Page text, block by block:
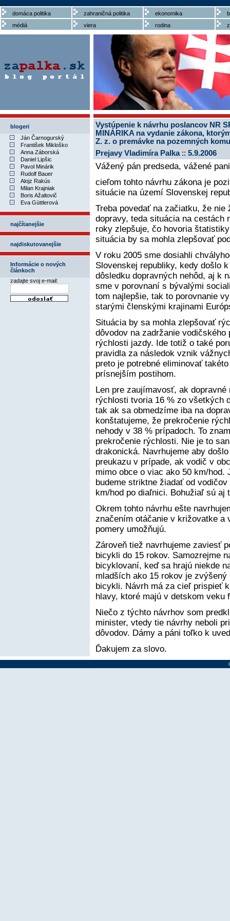
domáca politika zahraničná politika ekonomika
médiá
viera rodina
blogeri
Ján Čarnogurský
František Mikloško
Anna Záborská
Daniel Lipšic
Pavol Minárik
Rudolf Bauer
Alojz Rakús
Milan Krajniak
Boris Ažaltovič
Eva Güttlerová
najčítanejšie
najdiskutovanejšie
Informácie o nových
článkoch
zadajte svoj e-mail:
Vystúpenie k návrhu poslancov NR
MINÁRIKA na vydanie zákona,
Z. z. o premávke na pozemných
Prejavy Vladimíra Palka:: 5.9.2006
Vážený pán predseda, vážené
cieľom tohto návrhu zákona je
situácie na území Slovenskej
Treba povedať na začiatku, že
dopravy, teda situácia na cestách
roky zlepšuje, čo hovoria
situácia by sa mohla zlepšovať
V roku 2005 sme dosiahli
Slovenskej republiky, kedy došlo
dôsledku dopravných nehôd, aj k
sme v porovnaní s bývalými
tom najlepšie, tak to porovnanie
starými členskými krajinami
Situácia by sa mohla zlepšovať
dôvodov na zadržanie
rýchlosti jazdy. Ide totiž o také
pravidla za následok vznik
preto je potrebné eliminovať
prísnejším postihom.
Len pre zaujímavosť, ak
rýchlosti tvoria 16 % zo všetkých
tak ak sa obmedzíme iba na
konštatujeme, že prekročenie
nehody v 38 % prípadoch. To
prekročenie rýchlosti. Nie je to
drakonická. Navrhujeme aby
preukazu v prípade, ak vodič v
mimo obce o viac ako 50 km/
budeme striktne žiadať od
km/hod po diaľnici. Bohužiaľ sú
Okrem tohto návrhu ešte
značením otáčanie v križovatke a
pomery umožňujú.
Zároveň tiež navrhujeme zaviesť
bicykli do 15 rokov. Samozrejme
bicyklovaní, keď sa hrajú niekde
mladších ako 15 rokov je
bicykli. Návrh má za cieľ prispieť
hlavy, ktoré majú v detskom veku
Niečo z týchto návrhov som
minister, vtedy tie návrhy neboli
dôvodov. Dámy a páni toľko k
Ďakujem za slovo.